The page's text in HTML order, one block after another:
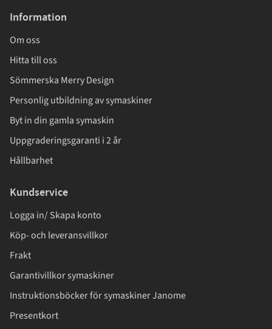
Information
Om oss
Hitta till oss
Sömmerska Merry Design
Personlig utbildning av symaskiner
Byt in din gamla symaskin
Uppgraderingsgaranti i 2 år
Hållbarhet
Kundservice
Logga in/ Skapa konto
Köp- och leveransvillkor
Frakt
Garantivillkor symaskiner
Instruktionsböcker för symaskiner Janome
Presentkort